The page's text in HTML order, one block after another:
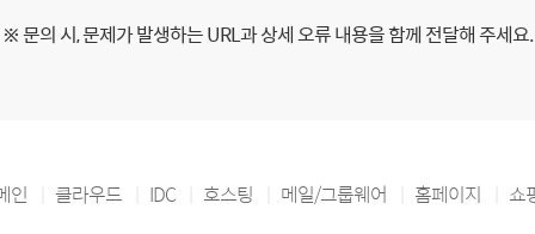
※ 문의 시, 문제가 발생하는 URL과 상세 오류 내용을 함께 전달해 주세요.
인 클라우드 IDC 호스팅 메일/그룹웨어 홈페이지 쇼